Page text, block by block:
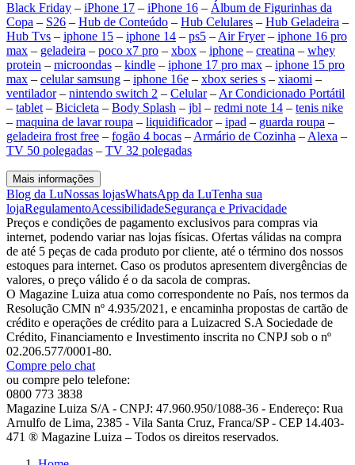
Black Friday – iPhone 17 – iPhone 16 – Álbum de Figurinhas da
Copa – S26 – Hub de Conteúdo – Hub Celulares – Hub Geladeira –
Hub Tvs – iphone 15 – iphone 14 – ps5 – Air Fryer– iphone 16 pro
max – geladeira – poco x7 pro – xbox – iphone – creatina – whey
protein – microondas – kindle – iphone 17 pro max – iphone 15 pro
max – celular samsung – iphone 16e – xbox series s – xiaomi –
ventilador– nintendo switch 2 – Celular– Ar Condicionado Portátil
– tablet – Bicicleta – Body Splash – jbl – redmi note 14 – tenis nike
– maquina de lavar roupa – liquidificador– ipad – guarda roupa –
geladeira frost free – fogão 4 bocas – Armário de Cozinha – Alexa –
TV 50 polegadas – TV 32 polegadas
Mais informações
Blog da LuNossas lojasWhatsApp da LuTenha sua
lojaRegulamentoAcessibilidadeSegurança e Privacidade
Preços e condições de pagamento exclusivos para compras via
internet, podendo variar nas lojas físicas. Ofertas válidas na compra
de até 5 peças de cada produto por cliente, até o término dos nossos
estoques para internet. Caso os produtos apresentem divergências de
valores, o preço válido é o da sacola de compras.
O Magazine Luiza atua como correspondente no País, nos termos da
Resolução CMN nº 4.935/2021, e encaminha propostas de cartão de
crédito e operações de crédito para a Luizacred S.A Sociedade de
Crédito, Financiamento e Investimento inscrita no CNPJ sob o nº
02.206.577/0001-80.
Compre pelo chat
ou compre pelo telefone:
0800 773 3838
Magazine Luiza S/A - CNPJ: 47.960.950/1088-36 - Endereço: Rua
Arnulfo de Lima, 2385 - Vila Santa Cruz, Franca/SP - CEP 14.403-
471 ® Magazine Luiza – Todos os direitos reservados.